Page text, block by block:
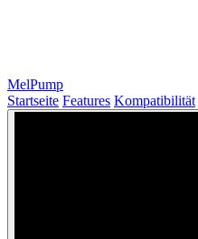
MelPump
Startseite Features Kompatibilität